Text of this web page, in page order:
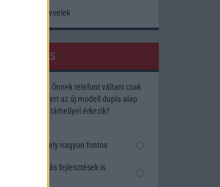
Korábbi hírlevelek
SZAVAZÁS
Megérné Önnek telefont váltani csak
azért, mert az új modell dupla alap
tárhellyel érkezik?
Igen, a tárhely nagyon fontos
Talán, ha más fejlesztések is